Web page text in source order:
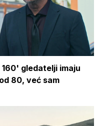
gledatelji imaju
80, već sam